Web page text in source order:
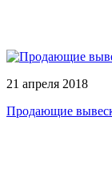
21 апреля 2018
Продающие